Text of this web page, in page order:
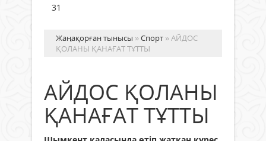
31
Жаңақорған тынысы »Спорт » АЙДОС
ҚОЛАНЫ ҚАНАҒАТ ТҰТТЫ
АЙДОС ҚОЛАНЫ
ҚАНАҒАТ ТҰТТЫ